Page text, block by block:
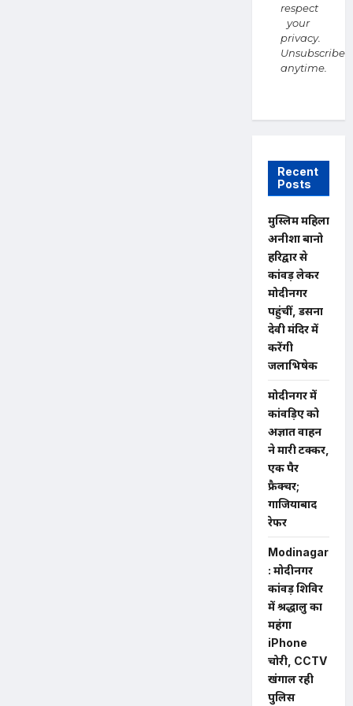
respect
your
privacy.
Unsubscribe
anytime.
Recent
Posts
मुस्लिम महिला
अनीशा बानो
हरिद्वार से
कांवड़ लेकर
मोदीनगर
पहुंचीं, डसना
देवी मंदिर में
करेंगी
जलाभिषेक
मोदीनगर में
कांवड़िए को
अज्ञात वाहन
ने मारी टक्कर,
एक पैर
फ्रैक्चर;
गाजियाबाद
रेफर
Modinagar
: मोदीनगर
कांवड़ शिविर
में श्रद्धालु का
महंगा
iPhone
चोरी, CCTV
खंगाल रही
पुलिस